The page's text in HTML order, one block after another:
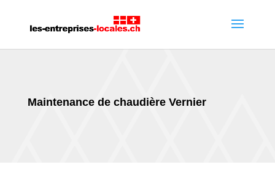
Maintenance de chaudière Vernier